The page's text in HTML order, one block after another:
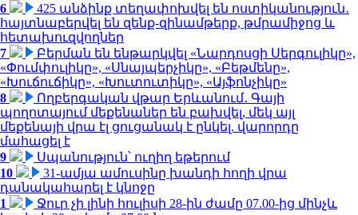
6
425 անձինք տեղափոխվել են ոստիկանություն․
հայտնաբերվել են զենք-զինամթերք, թմրամիջոց և
հետախուզվողներ
7
Բերման են ենթարկվել «Նարդոսցի Սերգուլիկը»,
«Փումփուլիկը», «Սնայպերչիկը», «Բեթմենը»,
«Խուճուճիկը», «Խուտուտիկը», «Այֆոնչիկը»
8
Ողբերգական վթար Երևանում․ Գայի
պողոտայում մեքենաներ են բախվել, մեկ այլ
մեքենայի վրա էլ ցուցանակ է ընկել. վարորդը
մահացել է
9
Սպանություն՝ ուղիղ եթերում
10
31-ամյա ամուսինը խանդի հողի վրա
դանակահարել է կնոջը
1
Ջուր չի լինի հուլիսի 28-ին ժամը 07.00-ից մինչև